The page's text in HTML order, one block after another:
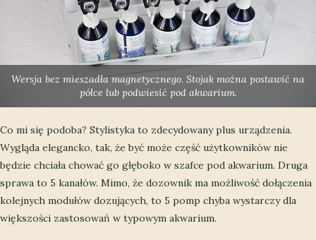
Wersja bez mieszadła magnetycznego. Stojak można postawić na
półce lub podwiesić pod akwarium.
Co mi się podoba? Stylistyka to zdecydowany plus urządzenia.
Wygląda elegancko, tak, że być może część użytkowników nie
będzie chciała chować go głęboko w szafce pod akwarium. Druga
sprawa to 5 kanałów. Mimo, że dozownik ma możliwość dołączenia
kolejnych modułów dozujących, to 5 pomp chyba wystarczy dla
większości zastosowań w typowym akwarium.